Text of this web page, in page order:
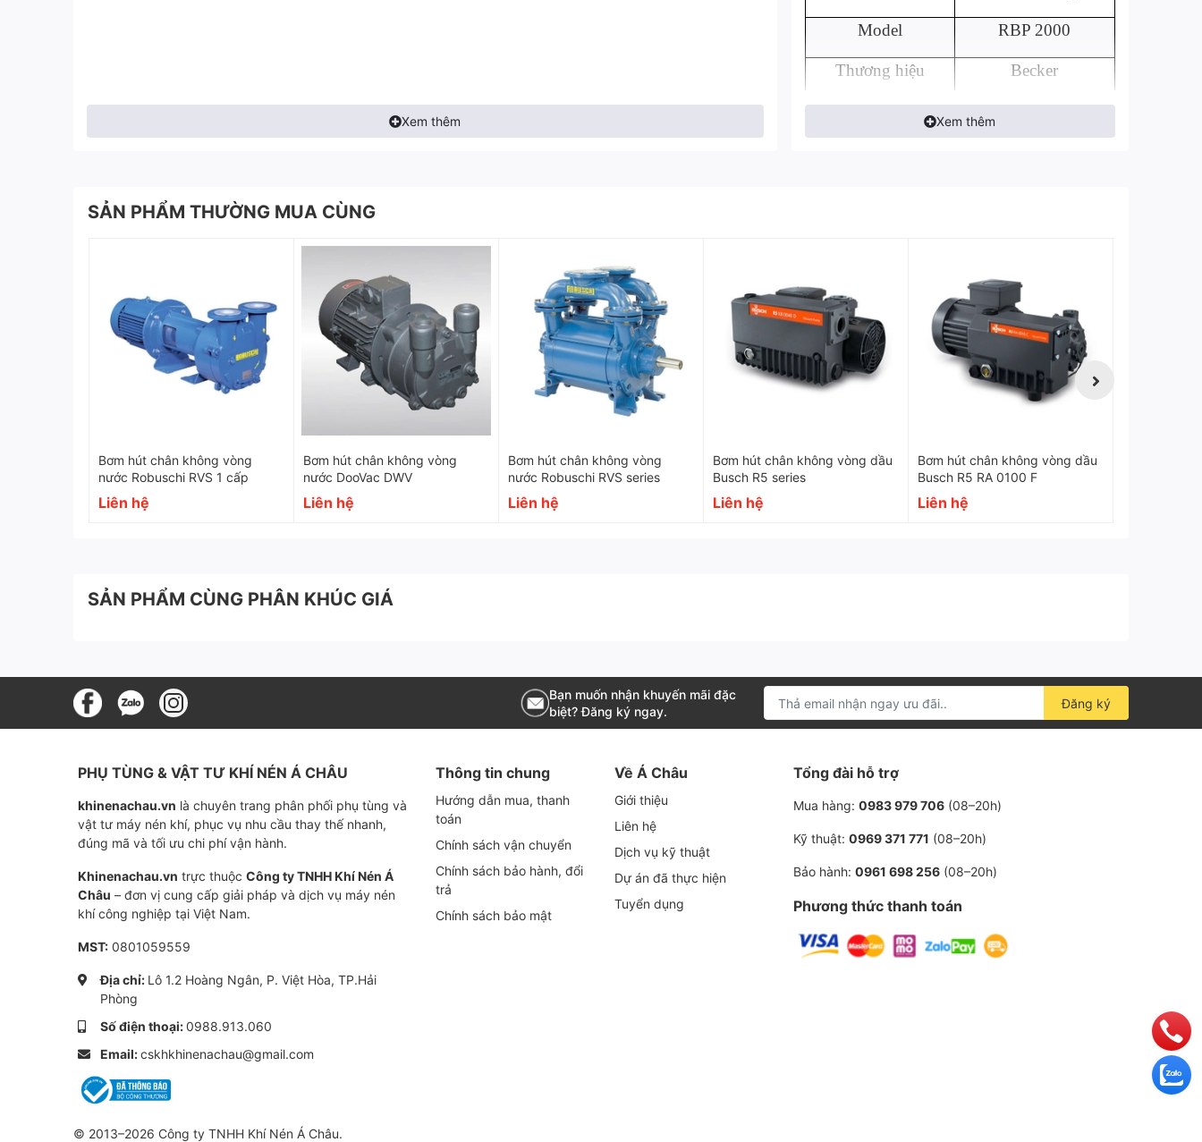
Đặc điểm nổi bật của bơm chân không tăng áp Becker RBP
2000
Bơm hút chân không Becker RBP 2000 là máy bơm tăng áp chân không khô, hoạt động dựa trên
nguyên lý Roots. Được thiết kế để tăng hiệu suất của hệ thống bơm chân không hiện có, RBP 2000
đặc biệt phù hợp cho các ứng dụng đòi hỏi độ chân không sâu, tốc độ bơm cực nhanh và môi
trường làm việc sạch sẽ, không dầu.
Lợi ích khi sử dụng
giảm thiểu chi phí bảo trì và kéo dài tuổi thọ của bơm.
Hiệu suất vượt trội: RBP 2000 với công suất lớn nhất trong dòng RBP Series, đạt được
mức chân không sâu và tốc độ bơm cực nhanh, đáp ứng nhu cầu của các ứng dụng công
nghiệp nặng.
phí vận hành.
Xem thêm
Model RBP 2000
Thương hiệu Becker
Xuất xứ Đức
Kích thước
1100 x 850 x 940
435 kg
Xem thêm
SẢN PHẨM THƯỜNG MUA CÙNG
Bơm hút chân không vòng
nước Robuschi RVS 1 cấp
Liên hệ
Bơm hút chân không vòng
nước DooVac DWV
Liên hệ
Bơm hút chân không vòng
nước Robuschi RVS series
Liên hệ
Bơm hút chân không vòng dầu
Busch R5 series
Liên hệ
Bơm hút chân không vòng dầu
Busch R5 RA 0100 F
Liên hệ
SẢN PHẨM CÙNG PHÂN KHÚC GIÁ
Bạn muốn nhận khuyến mãi đặc
biệt? Đăng ký ngay.
Đăng ký
PHỤ TÙNG & VẬT TƯ KHÍ NÉN Á CHÂU
khinenachau.vn là chuyên trang phân phối phụ tùng và
vật tư máy nén khí, phục vụ nhu cầu thay thế nhanh,
đúng mã và tối ưu chi phí vận hành.
Khinenachau.vn trực thuộc Công ty TNHH Khí Nén Á
Châu – đơn vị cung cấp giải pháp và dịch vụ máy nén
khí công nghiệp tại Việt Nam.
MST: 0801059559
Địa chỉ: Lô 1.2 Hoàng Ngân, P. Việt Hòa, TP.Hải
Phòng
Số điện thoại:0988.913.060
Email:cskhkhinenachau@gmail.com
Thông tin chung
Hướng dẫn mua, thanh
toán
Chính sách vận chuyển
Chính sách bảo hành, đổi
trả
Chính sách bảo mật
Về Á Châu
Giới thiệu
Liên hệ
Dịch vụ kỹ thuật
Dự án đã thực hiện
Tuyển dụng
Tổng đài hỗ trợ
Mua hàng: 0983 979 706 (08–20h)
Kỹ thuật: 0969 371 771 (08–20h)
Bảo hành: 0961 698 256 (08–20h)
Phương thức thanh toán
© 2013–2026 Công ty TNHH Khí Nén Á Châu.